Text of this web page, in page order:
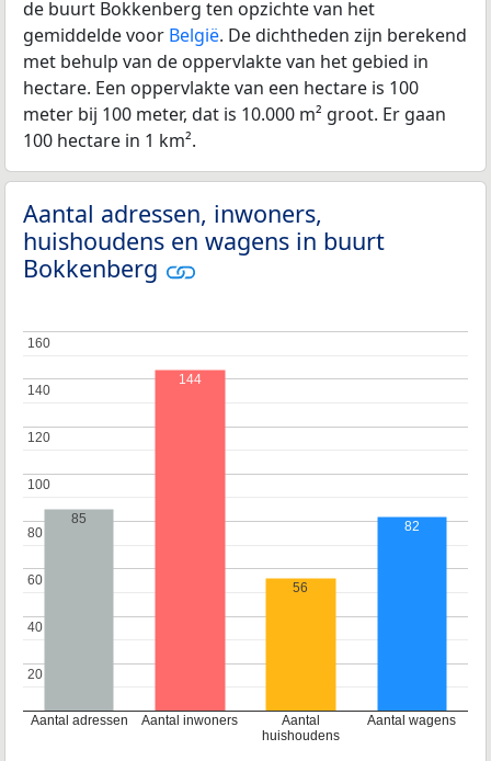
de buurt Bokkenberg ten opzichte van het
gemiddelde voor België. De dichtheden zijn berekend
met behulp van de oppervlakte van het gebied in
hectare. Een oppervlakte van een hectare is 100
meter bij 100 meter, dat is 10.000 m² groot. Er gaan
100 hectare in 1 km².
Aantal adressen, inwoners,
huishoudens en wagens in buurt
Bokkenberg
Aantal adressen Aantal inwoners
Aantal
huishoudens
Aantal wagens
20
20
40
40
60
60
80
80
100
100
120
120
140
140
160
160
85
144
56
82